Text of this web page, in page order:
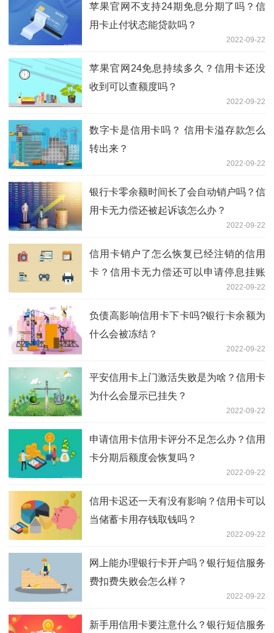
苹果官网不支持24期免息分期了吗？信
用卡止付状态能贷款吗？
2022-09-22
苹果官网24免息持续多久？信用卡还没
收到可以查额度吗？
2022-09-22
数字卡是信用卡吗？ 信用卡溢存款怎么
转出来？
2022-09-22
银行卡零余额时间长了会自动销户吗？信
用卡无力偿还被起诉该怎么办？
2022-09-22
信用卡销户了怎么恢复已经注销的信用
卡？信用卡无力偿还可以申请停息挂账
2022-09-22
负债高影响信用卡下卡吗?银行卡余额为
什么会被冻结？
2022-09-22
平安信用卡上门激活失败是为啥？信用卡
为什么会显示已挂失？
2022-09-22
申请信用卡信用卡评分不足怎么办？信用
卡分期后额度会恢复吗？
2022-09-22
信用卡迟还一天有没有影响？信用卡可以
当储蓄卡用存钱取钱吗？
2022-09-22
网上能办理银行卡开户吗？银行短信服务
费扣费失败会怎么样？
2022-09-22
新手用信用卡要注意什么？银行短信服务